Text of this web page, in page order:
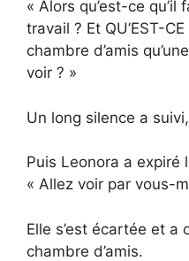
« Alors qu’est-ce
travail ? Et QU’EST-
chambre d’amis
voir ? »
Un long silence a
Puis Leonora a expiré
« Allez voir par vous-
Elle s’est écartée et
chambre d’amis.